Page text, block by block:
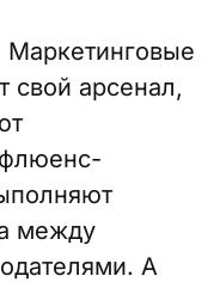
Маркетинговые
свой арсенал,
между
А